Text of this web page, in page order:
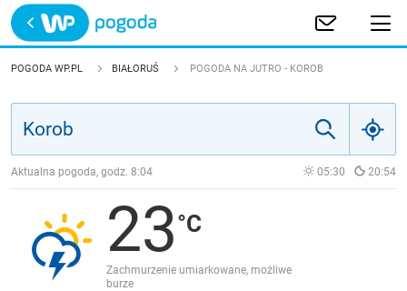
Trwa ładowanie
POLSKA
JAKOŚĆ POWIETRZA
POGODA WP.PL BIAŁORUŚ POGODA NA JUTRO - KOROB
Aktualna pogoda, godz. 8:04 05:30 20:54
23
Zachmurzenie umiarkowane, możliwe
burze